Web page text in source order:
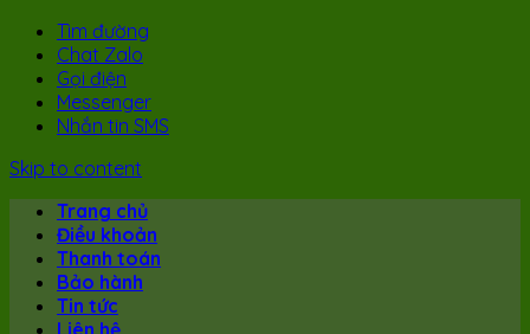
Tìm đường
Chat Zalo
Gọi điện
Messenger
Nhắn tin SMS
Skip to content
Trang chủ
Điều khoản
Thanh toán
Bảo hành
Tin tức
Liên hệ